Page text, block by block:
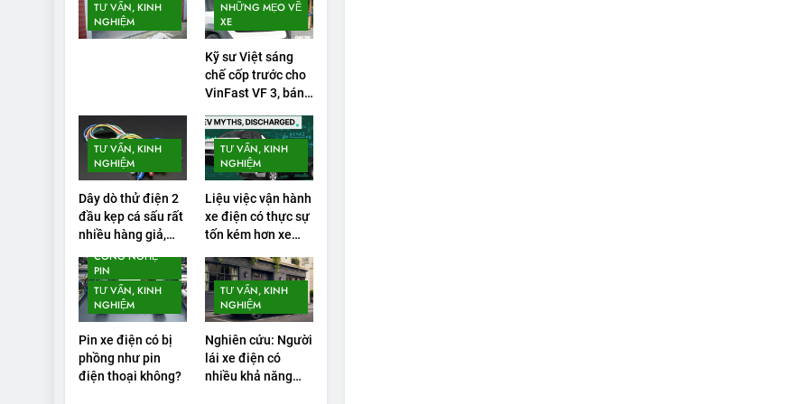
TƯ VẤN, KINH
NGHIỆM
NHỮNG MẸO VỀ
XE
Kỹ sư Việt sáng
chế cốp trước cho
VinFast VF 3, bán
TƯ VẤN, KINH
NGHIỆM
Dây dò thử điện 2
đầu kẹp cá sấu rất
nhiều hàng giả,
ro
TƯ VẤN, KINH
NGHIỆM
Liệu việc vận hành
xe điện có thực sự
tốn kém hơn xe
không?
CÔNG NGHỆ
PIN
TƯ VẤN, KINH
NGHIỆM
Pin xe điện có bị
phồng như pin
điện thoại không?
TƯ VẤN, KINH
NGHIỆM
Nghiên cứu: Người
lái xe điện có
nhiều khả năng